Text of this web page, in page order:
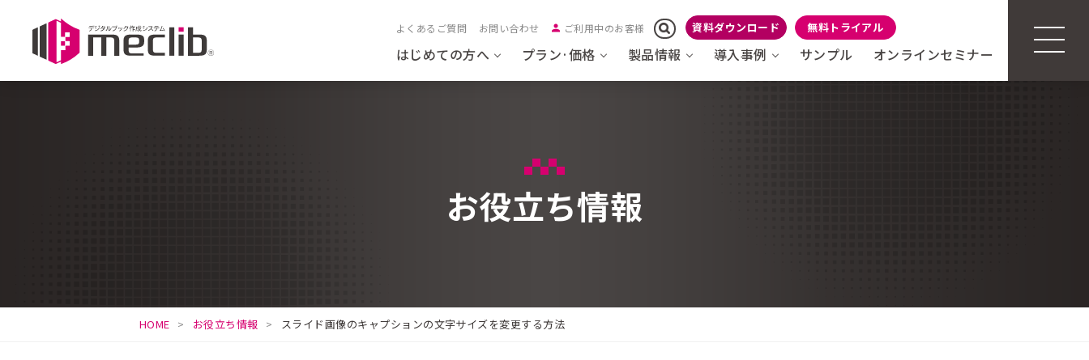
よくあるご質問 お問い合わせ ご利用中のお客様 資料ダウンロード 無料トライアル
はじめての方へ プラン·価格 製品情報 導入事例 サンプル オンラインセミナー
お役立ち情報
HOME お役立ち情報 スライド画像のキャプションの文字サイズを変更する方法